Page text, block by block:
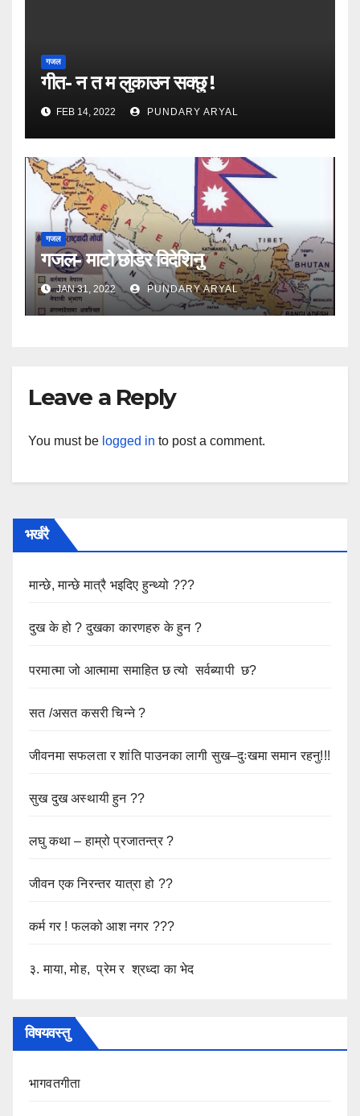
गजल
गीत- न त म लुकाउन सक्छु !
FEB 14, 2022 PUNDARY ARYAL
गजल
गजल- माटो छोडेर विदेशिनु
JAN 31, 2022 PUNDARY ARYAL
Leave a Reply
You must be logged in to post a comment.
भर्खरै
मान्छे, मान्छे मात्रै भइदिए हुन्थ्यो ???
दुख के हो ? दुखका कारणहरु के हुन ?
परमात्मा जो आत्मामा समाहित छ त्यो सर्वब्यापी छ?
सत /असत कसरी चिन्ने ?
जीवनमा सफलता र शांति पाउनका लागी सुख–दुःखमा समान रहनु!!!
सुख दुख अस्थायी हुन ??
लघु कथा – हाम्रो प्रजातन्त्र ?
जीवन एक निरन्तर यात्रा हो ??
कर्म गर ! फलको आश नगर ???
३. माया, मोह, प्रेम र श्रध्दा का भेद
विषयवस्तु
भागवतगीता